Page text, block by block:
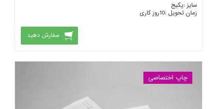
سایز :پکیج
زمان تحویل :10روز کاری
سفارش دهید
چاپ اختصاصی